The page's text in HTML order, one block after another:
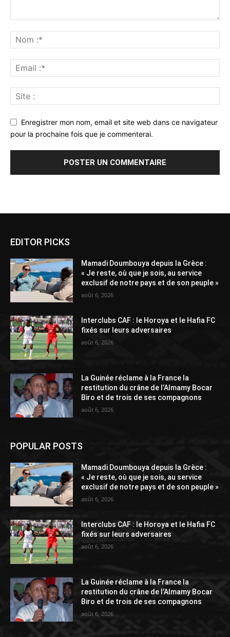
Enregistrer mon nom, email et site web dans ce navigateur
pour la prochaine fois que je commenterai.
EDITOR PICKS
Mamadi Doumbouya depuis la Grèce :
« Je reste, où que je sois, au service
exclusif de notre pays et de son peuple »
août 6, 2026
Interclubs CAF : le Horoya et le Hafia FC
fixés sur leurs adversaires
août 6, 2026
La Guinée réclame à la France la
restitution du crâne de l’Almamy Bocar
Biro et de trois de ses compagnons
août 6, 2026
POPULAR POSTS
Mamadi Doumbouya depuis la Grèce :
« Je reste, où que je sois, au service
exclusif de notre pays et de son peuple »
août 6, 2026
Interclubs CAF : le Horoya et le Hafia FC
fixés sur leurs adversaires
août 6, 2026
La Guinée réclame à la France la
restitution du crâne de l’Almamy Bocar
Biro et de trois de ses compagnons
août 6, 2026